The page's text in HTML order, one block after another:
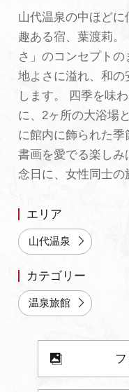
ご当地グルメ
加賀 旅先納税
FAQ
お知らせ
パンフレットダ
よくあるご質問・
プライバシーポリ
山代温泉の中ほど
趣ある宿、葉渡莉
さ」のコンセプト
地よさに溢れ、和
します。 四季を味
に、2ヶ所の大浴場
に館内に飾られた
書画を愛でる楽し
念日に、女性同士の
エリア
山代温泉
カテゴリー
温泉旅館